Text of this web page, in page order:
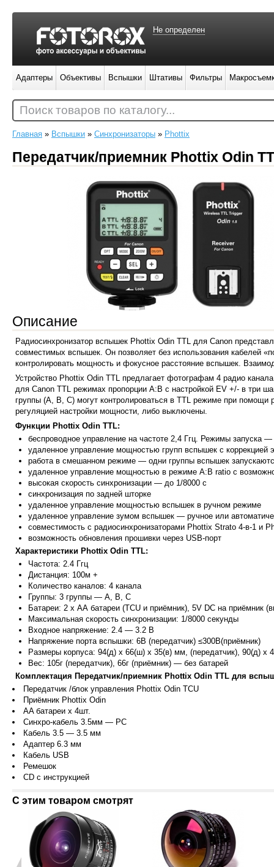
Главная » Вспышки » Синхронизаторы » Phottix
Передатчик/приемник Phottix Odin
Описание
Радиосинхронизатор вспышек Phottix Odin TTL для Canon
совместимых вспышек. Он позволяет без использования кабелей
контролировать мощность и фокусное расстояние вспышек.
Устройство Phottix Odin TTL предлагает фотографам 4 радио
для Canon TTL режимах пропорции A:B с настройкой EV +/- в три
группы (А, В, С) могут контролироваться в TTL режиме при помощи
регуляцией настройки мощности, либо выключены.
Функции Phottix Odin TTL:
беспроводное управление на частоте 2,4 Ггц. Режимы запуска
удаленное управление мощностью групп вспышек с коррекцией
работа в смешанном режиме — одни группы вспышек
удаленное управление мощностью в режиме A:B ratio с
высокая скорость синхронизации — до 1/8000 с
синхронизация по задней шторке
удаленное управление мощностью вспышек в ручном режиме
удаленное управление зумом вспышек — ручное или
совместимость с радиосинхронизаторами Phottix Strato 4-в-1 и
возможность обновления прошивки через USB-порт
Характеристики Phottix Odin TTL:
Частота: 2.4 Ггц
Дистанция: 100м +
Количество каналов: 4 канала
Группы: 3 группы — А, В, С
Батареи: 2 х АА батареи (TCU и приёмник), 5V DC на приёмник
Максимальная скорость синхронизации: 1/8000 секунды
Входное напряжение: 2.4 — 3.2 В
Напряжение порта вспышки: 6В (передатчик) ≤300В(приёмник)
Размеры корпуса: 94(д) x 66(ш) x 35(в) мм, (передатчик), 90(д) x
Вес: 105г (передатчик), 66г (приёмник) — без батарей
Комплектация Передатчик/приемник Phottix Odin TTL для
Передатчик /блок управления Phottix Odin TCU
Приёмник Phottix Odin
AA батареи х 4шт.
Синхро-кабель 3.5мм — PC
Кабель 3.5 — 3.5 мм
Адаптер 6.3 мм
Кабель USB
Ремешок
CD с инструкцией
С этим товаром смотрят
Не определен
Адаптеры Объективы Вспышки Штативы Фильтры
Поиск товаров по каталогу...